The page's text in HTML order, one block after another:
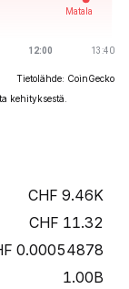
Tietolähde: CoinGecko
kehityksestä.
9.46K
11.32
0.00054878
1.00B